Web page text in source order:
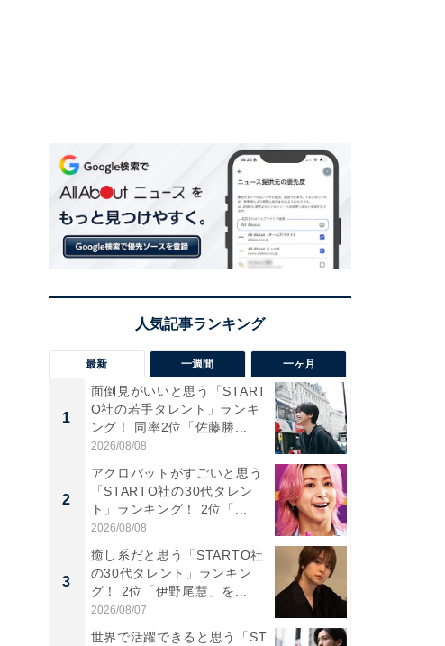
最新 一週間 一ヶ月
1
面倒見がいいと思う「START
O社の若手タレント」ランキ
ング！ 同率2位「佐藤勝...
2026/08/08
2
アクロバットがすごいと思う
「STARTO社の30代タレン
ト」ランキング！ 2位「...
2026/08/08
3
癒し系だと思う「STARTO社
の30代タレント」ランキン
グ！ 2位「伊野尾慧」を...
2026/08/07
世界で活躍できると思う「ST